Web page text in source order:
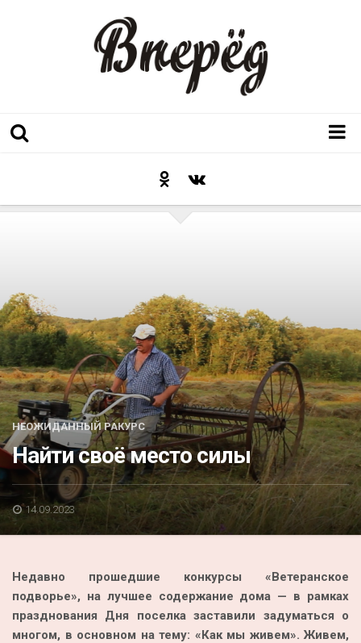
Контакты
Люди родного края
Акция
К 70-летию районного Дома культуры
Конкурс
Люди родного края
Национальные проекты
Память
Перепись — 2020
НЕОЖИДАННЫЙ РАКУРС
Найти своё место силы
14.09.2023
Недавно прошедшие конкурсы «Ветеранское
подворье», на лучшее содержание дома — в рамках
празднования Дня поселка заставили задуматься о
многом, в основном на тему: «Как мы живем». Живем,